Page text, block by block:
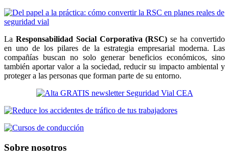
La Responsabilidad Social Corporativa (RSC) se ha convertido
en uno de los pilares de la estrategia empresarial moderna. Las
compañías buscan no solo generar beneficios económicos, sino
también aportar valor a la sociedad, reducir su impacto ambiental y
proteger a las personas que forman parte de su entorno.
Sobre nosotros